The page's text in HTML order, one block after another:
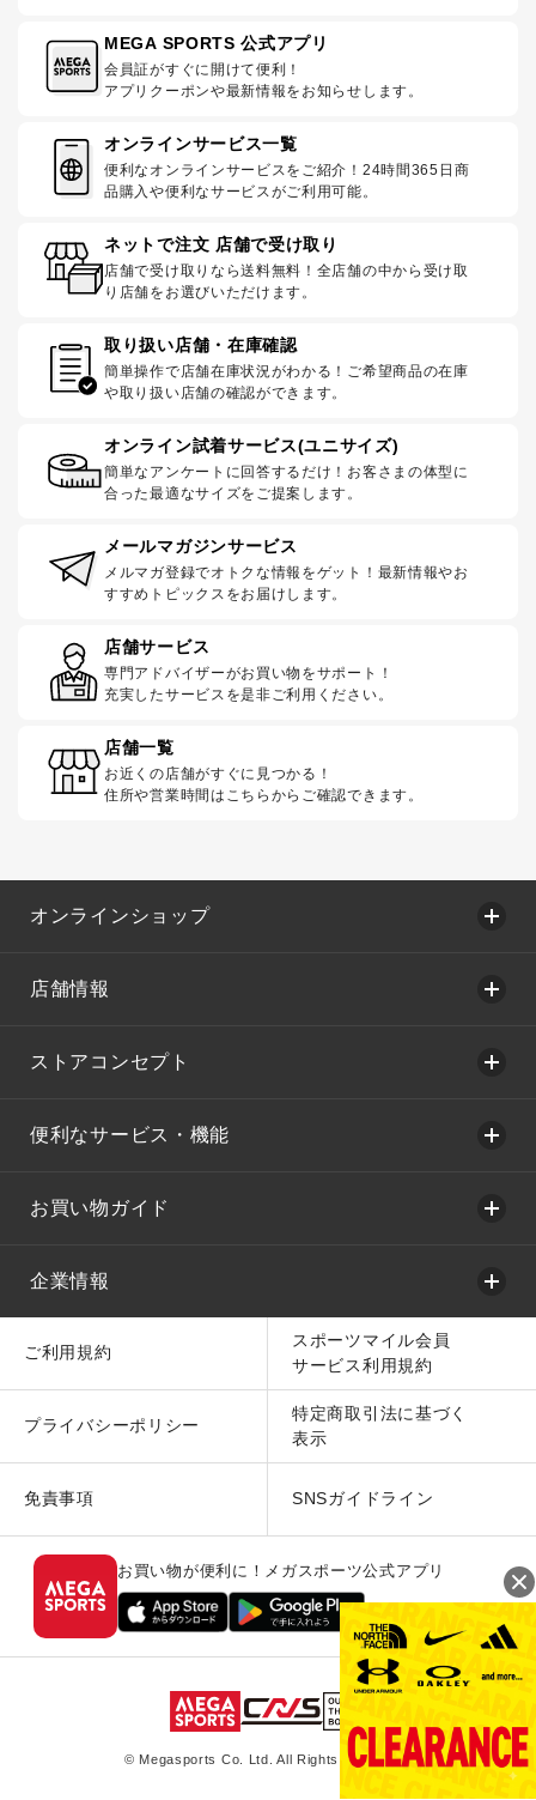
MEGA SPORTS 公式アプリ
会員証がすぐに開けて便利！
アプリクーポンや最新情報をお知らせします。
オンラインサービス一覧
便利なオンラインサービスをご紹介！24時間365日商
品購入や便利なサービスがご利用可能。
ネットで注文 店舗で受け取り
店舗で受け取りなら送料無料！全店舗の中から受け取
り店舗をお選びいただけます。
取り扱い店舗・在庫確認
簡単操作で店舗在庫状況がわかる！ご希望商品の在庫
や取り扱い店舗の確認ができます。
オンライン試着サービス(ユニサイズ)
簡単なアンケートに回答するだけ！お客さまの体型に
合った最適なサイズをご提案します。
メールマガジンサービス
メルマガ登録でオトクな情報をゲット！最新情報やお
すすめトピックスをお届けします。
店舗サービス
専門アドバイザーがお買い物をサポート！
充実したサービスを是非ご利用ください。
店舗一覧
お近くの店舗がすぐに見つかる！
住所や営業時間はこちらからご確認できます。
オンラインショップ
店舗情報
ストアコンセプト
便利なサービス・機能
お買い物ガイド
企業情報
ご利用規約
スポーツマイル会員
サービス利用規約
プライバシーポリシー
特定商取引法に基づく
表示
免責事項 SNSガイドライン
お買い物が便利に！メガスポーツ公式アプリ
© Megasports Co. Ltd. All Rights Reserved.